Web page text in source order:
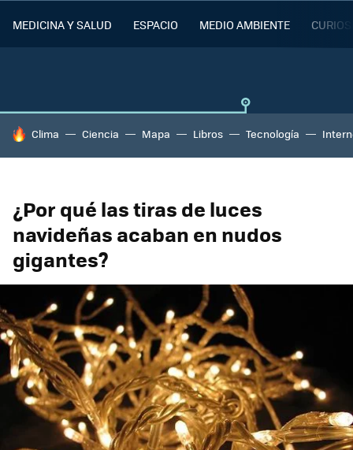
MEDICINA Y SALUD ESPACIO MEDIO AMBIENTE
HOY SE HABLA DE
Clima Ciencia Mapa Libros Tecnología
¿Por qué las tiras de luces
navideñas acaban en nudos
gigantes?